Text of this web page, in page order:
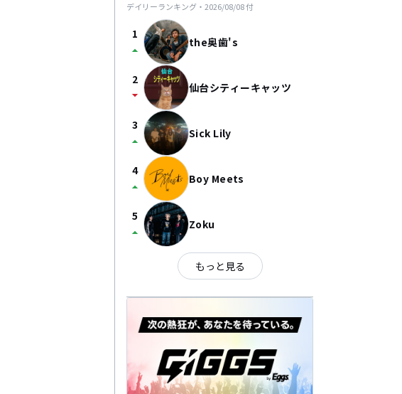
デイリーランキング・ 2026/08/08付
1
arrow_drop_up the奥歯's
2
arrow_drop_down 仙台シティーキャッツ
3
arrow_drop_up Sick Lily
4
arrow_drop_up Boy Meets
5
arrow_drop_up Zoku
もっと見る